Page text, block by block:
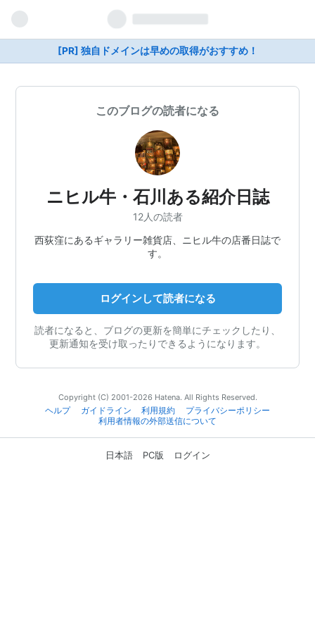
[PR] 独自ドメインは早めの取得がおすすめ！
このブログの読者になる
ニヒル牛・石川ある紹介日誌
12人の読者
西荻窪にあるギャラリー雑貨店、ニヒル牛の店番日誌で
す。
ログインして読者になる
読者になると、ブログの更新を簡単にチェックしたり、
更新通知を受け取ったりできるようになります。
Copyright (C) 2001-2026 Hatena. All Rights Reserved.
ヘルプ
ガイドライン 利用規約
プライバシーポリシー
利用者情報の外部送信について
日本語 PC版 ログイン